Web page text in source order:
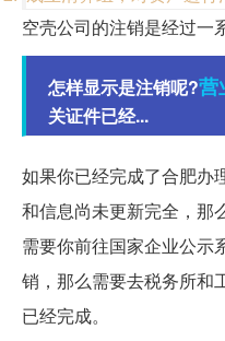
空壳公司的注销是经过一
怎样显示是注销呢?营
关证件已经...
如果你已经完成了合肥办
和信息尚未更新完全，那
需要你前往国家企业公示
销，那么需要去税务所和
已经完成。